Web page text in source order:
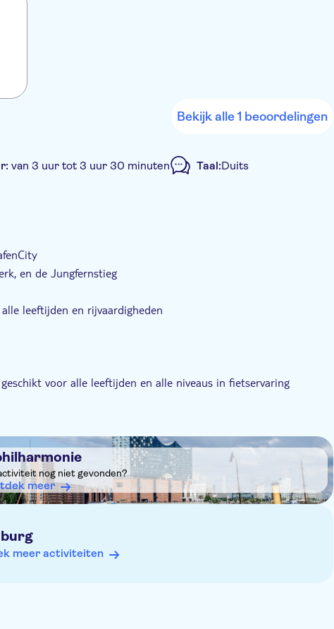
tijd om te stoppen, foto's te maken en interessante
goede restaurants, drukbezochte café's en
aanbevelingen voor de rest van je verblijf in
Bekijk alle 1 beoordelingen
van 3 uur tot 3 uur 30 minuten Taal:Duits
en de Jungfernstieg
leeftijden en rijvaardigheden
voor alle leeftijden en alle niveaus in fietservaring
nog niet gevonden?
meer
meer activiteiten